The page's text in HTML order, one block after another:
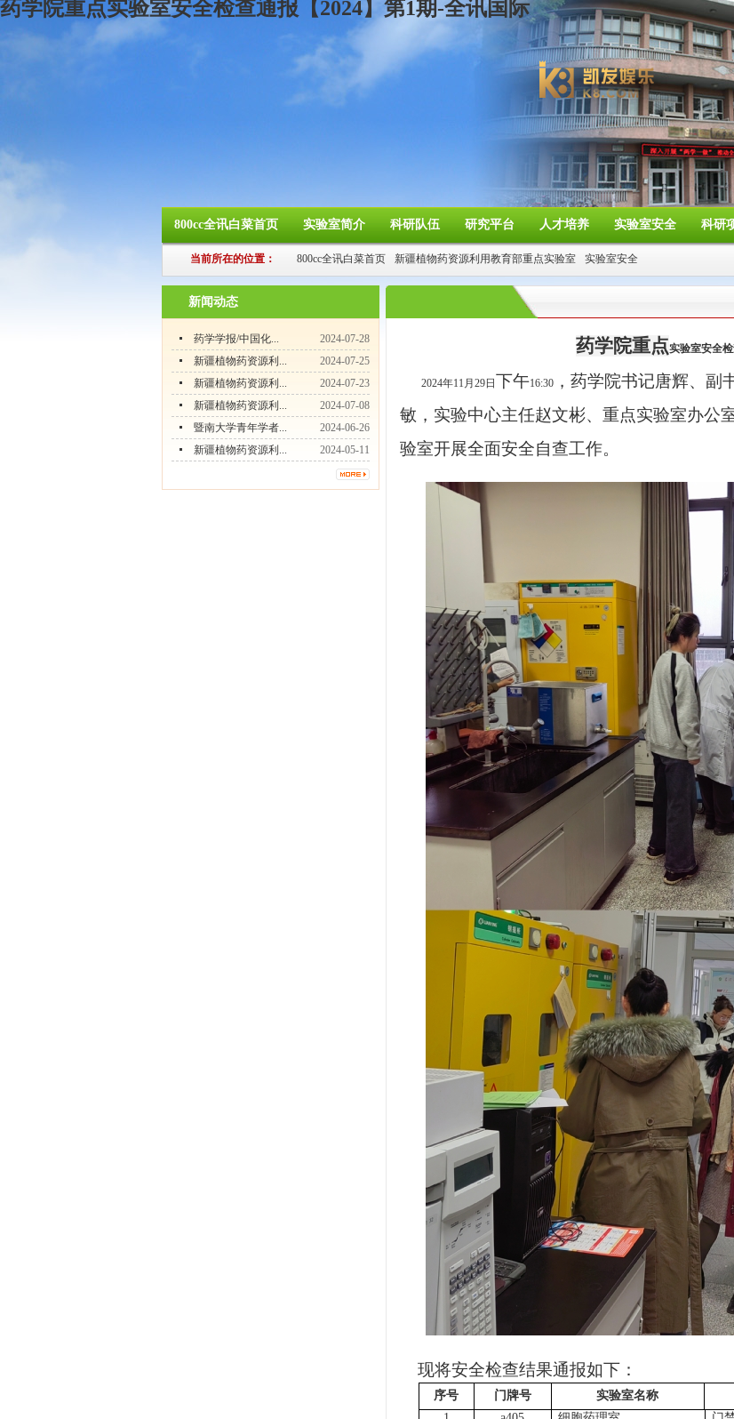
药学院重点实验室安全检查通报【2024】第1期-全讯国际
800cc全讯白菜首页 实验室简介 科研队伍 研究平台 人才培养 实验室安全 科研
当前所在的位置： 800cc全讯白菜首页 新疆植物药资源利用教育部重点实验室 实验室安全
新闻动态
药学学报/中国化...
2024-07-28
新疆植物药资源利...
2024-07-25
新疆植物药资源利...
2024-07-23
新疆植物药资源利...
2024-07-08
暨南大学青年学者...
2024-06-26
新疆植物药资源利...
2024-05-11
药学院重点实验室安全
2024年11 月 29日 下午16:30 ，药学院书记唐辉、副
敏 ，实验中心主任赵文彬、 重点实验室办公
验室开展全面安全自查工作。
现将安全检查结果通报如下：
序号 门牌号 实验室名称